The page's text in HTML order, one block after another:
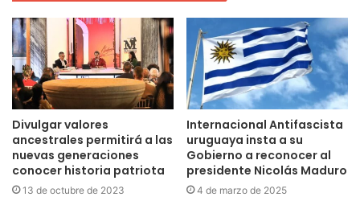
Divulgar valores
ancestrales permitirá a las
nuevas generaciones
conocer historia patriota
13 de octubre de 2023
Internacional Antifascista
uruguaya insta a su
Gobierno a reconocer al
presidente Nicolás Maduro
4 de marzo de 2025